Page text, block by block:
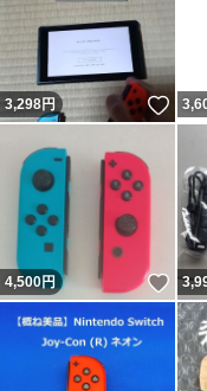
3,298円 い
4,500円 い